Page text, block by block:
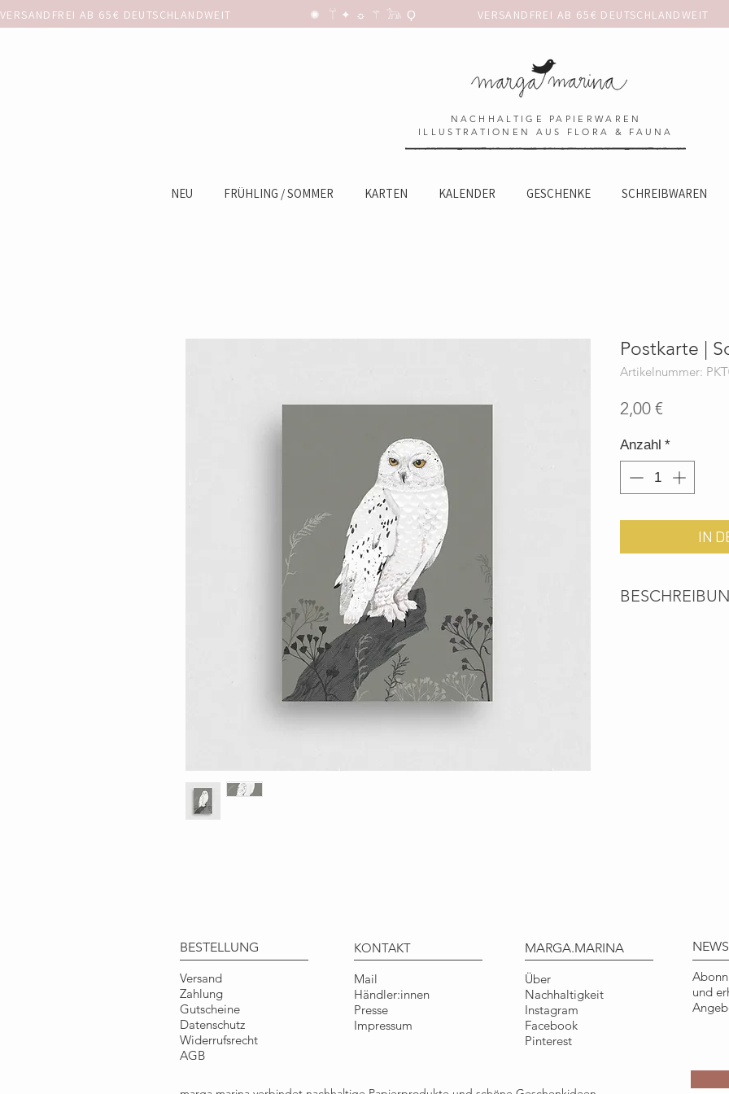
VERSANDFREI AB 65€ DEUTSCHLANDWEIT                      ✺  𓋼 ✦ ☼ ⚚ 𓃥 Ϙ
NACHHALTIGE PAPIERWAREN
ILLUSTRATIONEN AUS FLORA & FAUNA
NEU FRÜHLING / SOMMER KARTEN KALENDER GESCHENKE SCHREIBWAREN
Postkarte |
Artikelnummer:
2,00 €
Anzahl *
IN
Gebrauch.
BESTELLUNG
Versand
Zahlung
Gutscheine
Datenschutz
Widerrufsrecht
AGB
KONTAKT
Mail
Händler:innen
Presse
Impressum
MARGA.MARINA
Über
Nachhaltigkeit
Instagram
Facebook
Pinterest
und